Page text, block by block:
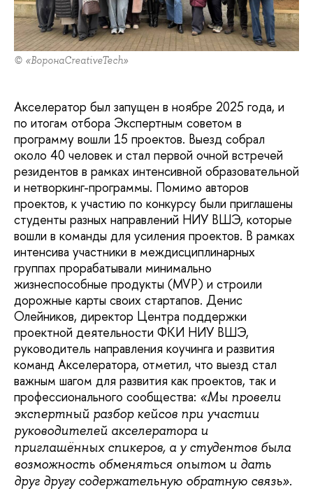
© «ВоронаCreativeTech»
Акселератор был запущен в ноябре 2025 года, и
по итогам отбора Экспертным советом в
программу вошли 15 проектов. Выезд собрал
около 40 человек и стал первой очной встречей
резидентов в рамках интенсивной образовательной
и нетворкинг-программы. Помимо авторов
проектов, к участию по конкурсу были приглашены
студенты разных направлений НИУ ВШЭ, которые
вошли в команды для усиления проектов. В рамках
интенсива участники в междисциплинарных
группах прорабатывали минимально
жизнеспособные продукты (MVP) и строили
дорожные карты своих стартапов. Денис
Олейников, директор Центра поддержки
проектной деятельности ФКИ НИУ ВШЭ,
руководитель направления коучинга и развития
команд Акселератора, отметил, что выезд стал
важным шагом для развития как проектов, так и
профессионального сообщества: «Мы провели
экспертный разбор кейсов при участии
руководителей акселератора и
приглашённых спикеров, а у студентов была
возможность обменяться опытом и дать
друг другу содержательную обратную связь».